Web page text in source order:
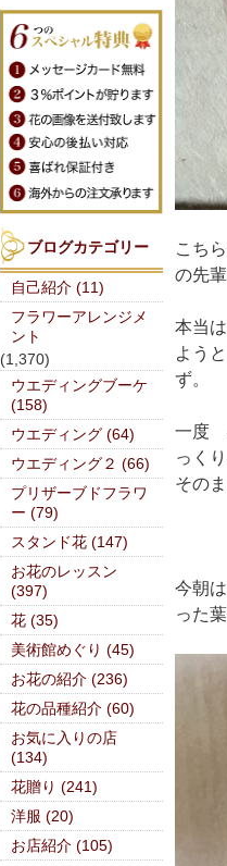
こち
の先輩
本当
よう
ず。
一度
っく
その
今朝
った
ブログカテゴリー
自己紹介 (11)
フラワーアレンジメ
ント
(1,370)
ウエディングブーケ
(158)
ウエディング (64)
ウエディング２ (66)
プリザーブドフラワ
ー (79)
スタンド花 (147)
お花のレッスン
(397)
花 (35)
美術館めぐり (45)
お花の紹介 (236)
花の品種紹介 (60)
お気に入りの店
(134)
花贈り (241)
洋服 (20)
お店紹介 (105)